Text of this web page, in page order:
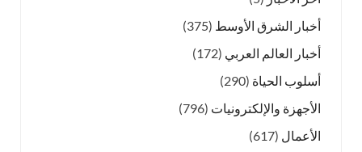
أخبار الشرق الأوسط (375)
أخبار العالم العربي (172)
أسلوب الحياة (290)
الأجهزة والإلكترونيات (796)
الأعمال (617)